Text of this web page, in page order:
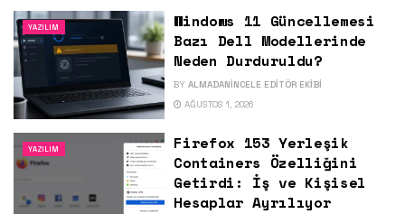
YAZILIM
Windows 11 Güncellemesi
Bazı Dell Modellerinde
Neden Durduruldu?
BY ALMADANINCELE EDITÖR EKIBI
AĞUSTOS 1, 2026
YAZILIM
Firefox 153 Yerleşik
Containers Özelliğini
Getirdi: İş ve Kişisel
Hesaplar Ayrılıyor